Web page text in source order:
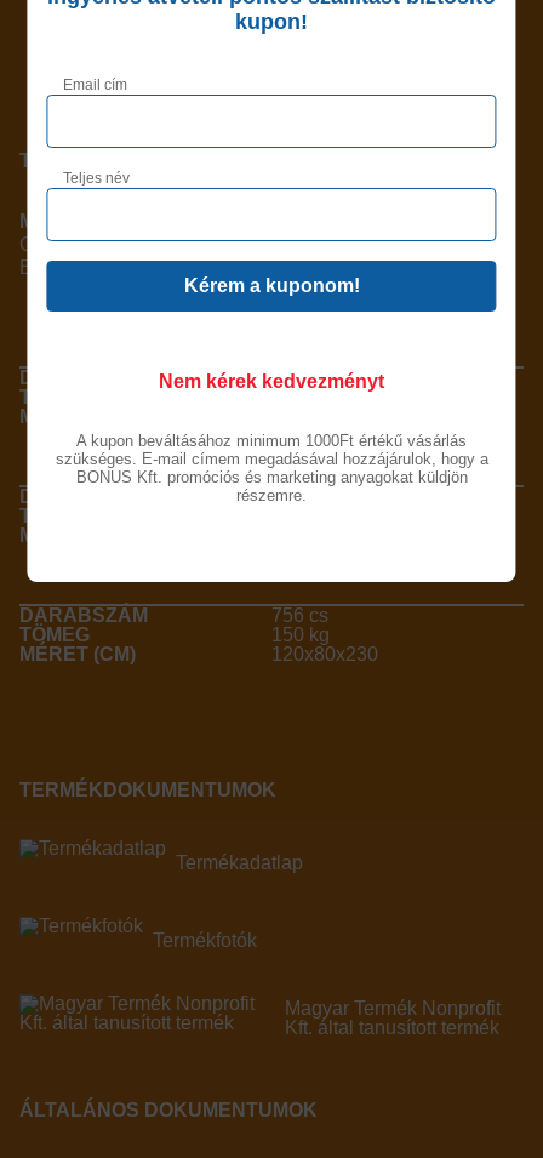
TERMÉKINFORMÁCIÓ
TERMÉKADATOK
MicroMIX
Cikkszám: B532
EAN: 5997844303532
1 db
DOBOZ
14 cs
756 cs
150 kg
120x80x230
TERMÉKDOKUMENTUMOK
Termékadatlap
Termékfotók
Magyar Termék Nonprofit
Kft. által tanusított termék
ÁLTALÁNOS DOKUMENTUMOK
kupon!
Email cím
Teljes név
Nem kérek kedvezményt
A kupon beváltásához minimum 1000Ft értékű vásárlás
szükséges. E-mail címem megadásával hozzájárulok, hogy a
BONUS Kft. promóciós és marketing anyagokat küldjön
részemre.